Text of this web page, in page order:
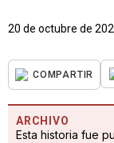
20 de octubre de
COMPARTIR
ARCHIVO
Esta historia fue